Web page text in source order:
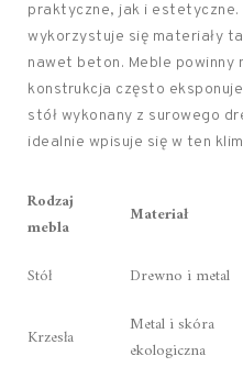
praktyczne, jak i
wykorzystuje się materiały
nawet beton. Meble powinny
konstrukcja często
stół wykonany z surowego
idealnie wpisuje się w ten
Rodzaj
mebla
Materiał
Stół
Drewno i metal
Krzesła
Metal i skóra
ekologiczna